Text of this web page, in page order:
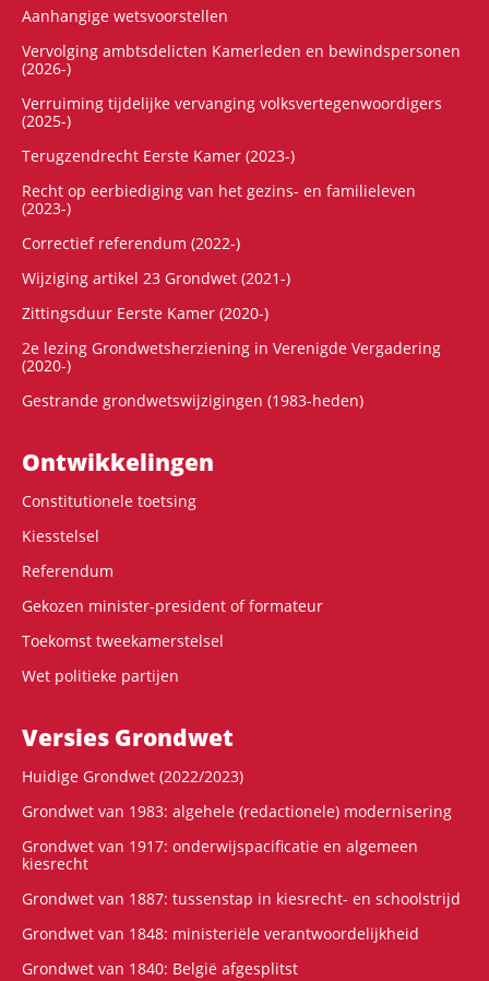
Aanhangige wetsvoorstellen
Vervolging ambtsdelicten Kamerleden en bewindspersonen
(2026-)
Verruiming tijdelijke vervanging volksvertegenwoordigers
(2025-)
Terugzendrecht Eerste Kamer (2023-)
Recht op eerbiediging van het gezins- en familieleven
(2023-)
Correctief referendum (2022-)
Wijziging artikel 23 Grondwet (2021-)
Zittingsduur Eerste Kamer (2020-)
2e lezing Grondwetsherziening in Verenigde Vergadering
(2020-)
Gestrande grondwetswijzigingen (1983-heden)
Ontwikke­lingen
Constitutionele toetsing
Kiesstelsel
Referendum
Gekozen minister-president of formateur
Toekomst tweekamerstelsel
Wet politieke partijen
Versies Grondwet
Huidige Grondwet (2022/2023)
Grondwet van 1983: algehele (redactionele) modernisering
Grondwet van 1917: onderwijspacificatie en algemeen
kiesrecht
Grondwet van 1887: tussenstap in kiesrecht- en schoolstrijd
Grondwet van 1848: ministeriële verantwoordelijkheid
Grondwet van 1840: België afgesplitst